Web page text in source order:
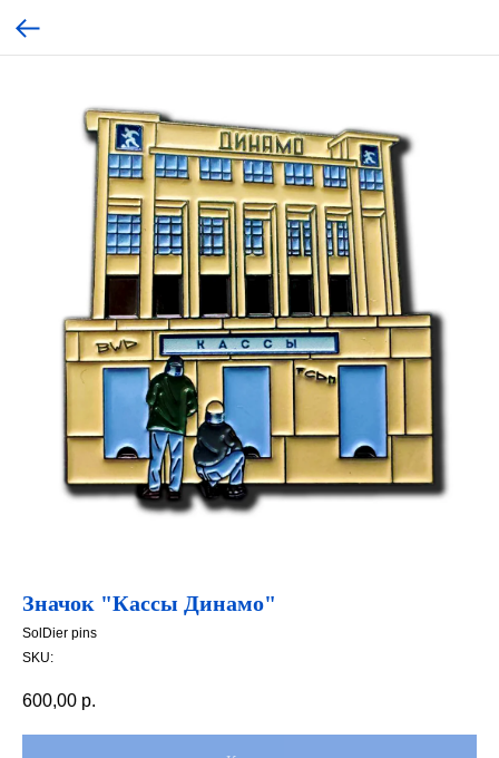
Значок "Кассы Динамо"
SolDier pins
SKU:
600,00 р.